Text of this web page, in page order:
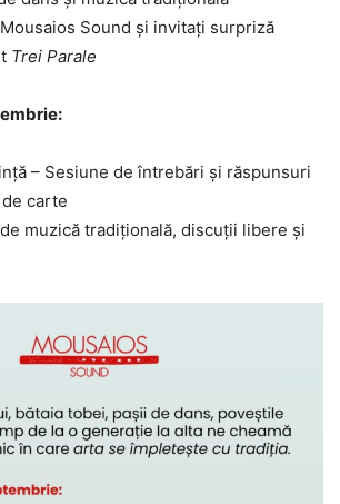
Sound și invitați surpriză
Trei Parale
– Sesiune de întrebări și răspunsuri
de carte
muzică tradițională, discuții libere și